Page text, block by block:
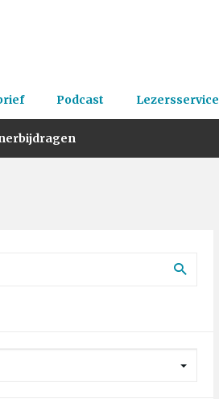
Podcast Lezersservice